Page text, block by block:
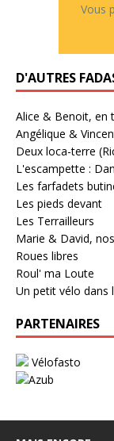
Vous
D'AUTRES
Alice & Benoit, en
Angélique &
Deux loca-terre
L'escampette :
Les farfadets
Les pieds devant
Les Terrailleurs
Marie & David,
Roues libres
Roul' ma Loute
Un petit vélo dans
PARTENAIRES